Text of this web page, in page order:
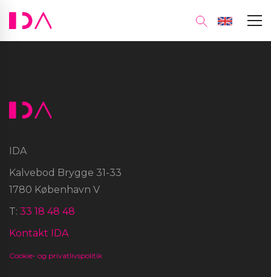
IDA
Kalvebod Brygge 31-33
1780 København V
T: 33 18 48 48
Kontakt IDA
Cookie- og privatlivspolitik